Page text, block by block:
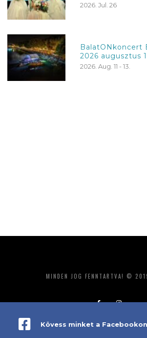
2026. Jul. 26
BalatONkoncert
2026 augusztus
2026. Aug. 11 - 13.
MINDEN JOG FENNTARTVA! ©
ADATKEZELÉS IMPRESSZUM
Kövess minket a